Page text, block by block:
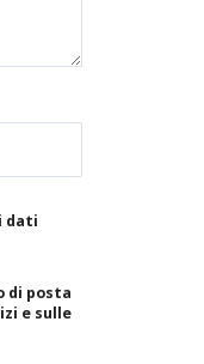
dati
di posta
e sulle